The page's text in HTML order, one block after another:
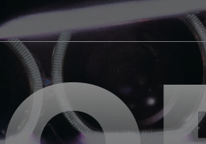
які
та